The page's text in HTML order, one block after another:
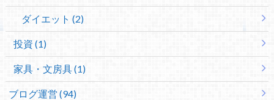
ダイエット (2)
投資 (1)
家具・文房具 (1)
ブログ運営 (94)